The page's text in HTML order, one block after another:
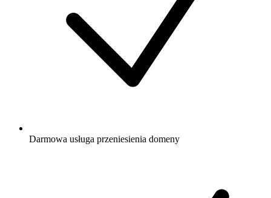
Darmowa usługa przeniesienia domeny